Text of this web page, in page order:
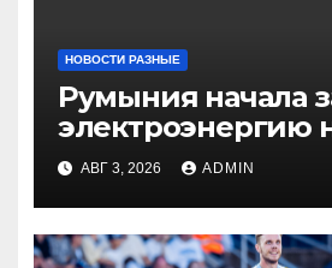
НОВОСТИ РАЗНЫЕ
Румыния начала
электроэнергию
Украине из-за
АВГ 3, 2026 ADMIN